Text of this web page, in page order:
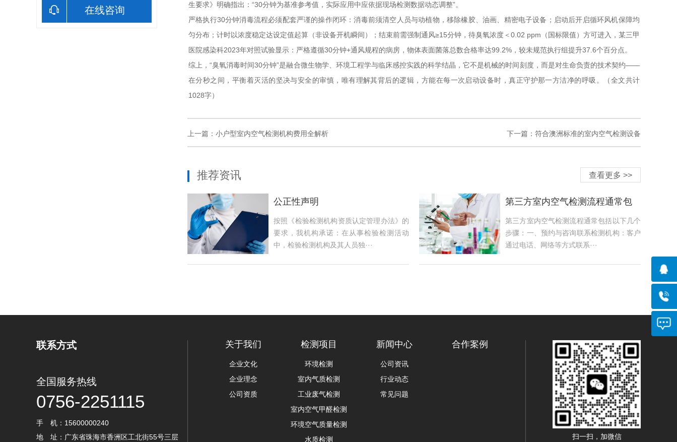
在线咨询
生要求》明确指出：“30分钟为基准参考值，实际应用中应依据现场检测数据动态调整”。
严格执行30分钟消毒流程必须配套严谨的操作闭环：消毒前须清空人员与动植物，移除橡胶、油画、精密电子设备；启动后开启循环风机保障均
匀分布；计时以浓度稳定达设定值起算（非设备开机瞬间）；结束前需强制通风≥15分钟，待臭氧浓度＜0.02 ppm（国标限值）方可进入，某三甲
医院感染科2023年对照试验显示：严格遵循30分钟+通风规程的病房，物体表面菌落总数合格率达99.2%，较未规范执行组提升37.6个百分点。
综上，“臭氧消毒时间30分钟”是融合微生物学、环境工程学与临床感控实践的科学结晶，它不是机械的时间刻度，而是对生命负责的技术契约——
在分秒之间，平衡着灭活的坚决与安全的审慎，唯有理解其背后的逻辑，方能在每一次启动设备时，真正守护那一方洁净的呼吸。（全文共计
1028字）
上一篇： 小户型室内空气检测机构费用全解析 下一篇： 符合澳洲标准的室内空气检测设备
查看更多 >>
推荐资讯
公正性声明
按照《检验检测机构资质认定管理办法》的
要求，我机构承诺：在从事检验检测活动
中，检验检测机构及其人员独···
第三方室内空气检测流程通常包
括以下几个步骤
第三方室内空气检测流程通常包括以下几个
步骤：一、预约与咨询联系检测机构：客户
通过电话、网络等方式联系···
联系方式
全国服务热线
0756-2251115
手 机：15600000240
地 址：广东省珠海市香洲区工北街55号三层
关于我们
企业文化
企业理念
公司资质
检测项目
环境检测
室内气质检测
工业废气检测
室内空气甲醛检测
环境空气质量检测
水质检测
新闻中心
公司资讯
行业动态
常见问题
合作案例
扫一扫，加微信